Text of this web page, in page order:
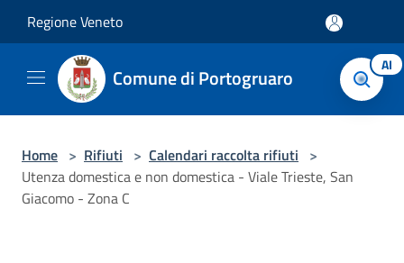
Regione Veneto
Comune di Portogruaro AI
Home > Rifiuti > Calendari raccolta rifiuti >
Utenza domestica e non domestica - Viale Trieste, San
Giacomo - Zona C